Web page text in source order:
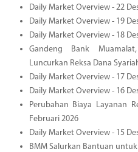
Daily Market Overview - 22
Daily Market Overview - 19
Daily Market Overview - 18
Gandeng Bank
Luncurkan Reksa Dana
Daily Market Overview - 17
Daily Market Overview - 16
Perubahan Biaya Layanan
Februari 2026
Daily Market Overview - 15
BMM Salurkan Bantuan